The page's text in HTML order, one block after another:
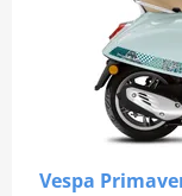
Vespa